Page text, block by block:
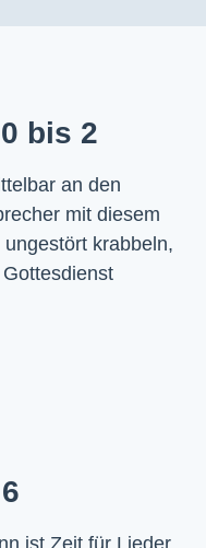
bis 2
an den
mit diesem
krabbeln,